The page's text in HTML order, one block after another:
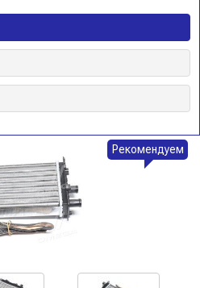
Рекомендуем